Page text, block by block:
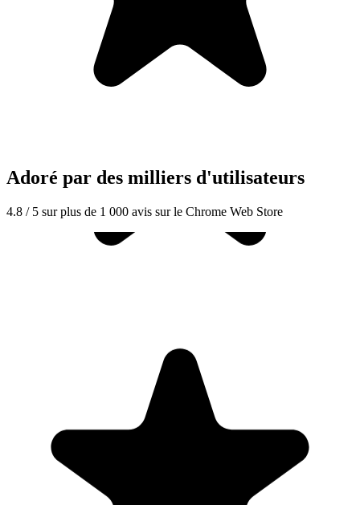
Adoré par des milliers d'utilisateurs
4.8 / 5 sur plus de 1 000 avis sur le Chrome Web Store
"Seriously, makes my tasks easier to share with the team, and the
free version is quite nice for our little office. Eventually, we will
expand, and this is definitely a great tool to do that! Syncs with my
Workspace and Calendar."